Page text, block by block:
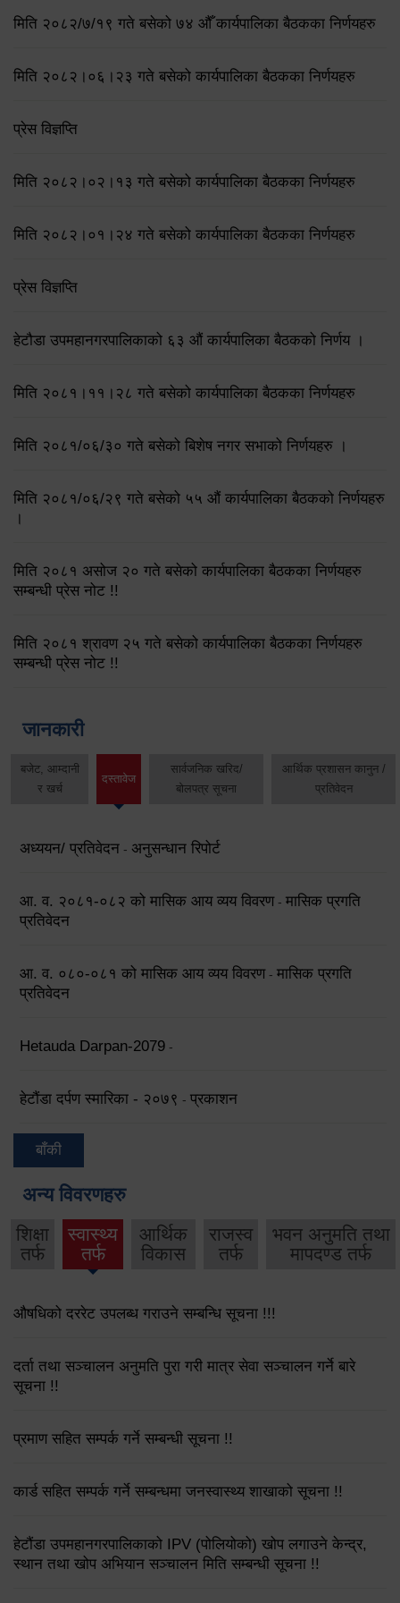
मिति २०८२/७/१९ गते बसेको ७४ औँ कार्यपालिका बैठकका निर्णयहरु
मिति २०८२।०६।२३ गते बसेको कार्यपालिका बैठकका निर्णयहरु
प्रेस विज्ञप्ति
मिति २०८२।०२।१३ गते बसेको कार्यपालिका बैठकका निर्णयहरु
मिति २०८२।०१।२४ गते बसेको कार्यपालिका बैठकका निर्णयहरु
प्रेस विज्ञप्ति
हेटौडा उपमहानगरपालिकाको ६३ औं कार्यपालिका बैठकको निर्णय ।
मिति २०८१।११।२८ गते बसेको कार्यपालिका बैठकका निर्णयहरु
मिति २०८१/०६/३० गते बसेको बिशेष नगर सभाको निर्णयहरु ।
मिति २०८१/०६/२९ गते बसेको ५५ औं कार्यपालिका बैठकको निर्णयहरु
।
मिति २०८१ असोज २० गते बसेको कार्यपालिका बैठकका निर्णयहरु
सम्बन्धी प्रेस नोट !!
मिति २०८१ श्रावण २५ गते बसेको कार्यपालिका बैठकका निर्णयहरु
सम्बन्धी प्रेस नोट !!
जानकारी
बजेट, आम्दानी
र खर्च
दस्तावेज
सार्वजनिक खरिद/
बोलपत्र सूचना
आर्थिक प्रशासन कानुन /
प्रतिवेदन
अध्ययन/ प्रतिवेदन - अनुसन्धान रिपोर्ट
आ. व. २०८१-०८२ को मासिक आय व्यय विवरण - मासिक प्रगति
प्रतिवेदन
आ. व. ०८०-०८१ को मासिक आय व्यय विवरण - मासिक प्रगति
प्रतिवेदन
Hetauda Darpan-2079 -
हेटौंडा दर्पण स्मारिका - २०७९ - प्रकाशन
बाँकी
अन्य विवरणहरु
शिक्षा
तर्फ
स्वास्थ्य
तर्फ
आर्थिक
विकास
राजस्व
तर्फ
भवन अनुमति तथा
मापदण्ड तर्फ
औषधिको दररेट उपलब्ध गराउने सम्बन्धि सूचना !!!
दर्ता तथा सञ्चालन अनुमति पुरा गरी मात्र सेवा सञ्चालन गर्ने बारे
सूचना !!
प्रमाण सहित सम्पर्क गर्ने सम्बन्धी सूचना !!
कार्ड सहित सम्पर्क गर्ने सम्बन्धमा जनस्वास्थ्य शाखाको सूचना !!
हेटौंडा उपमहानगरपालिकाको IPV (पोलियोको) खोप लगाउने केन्द्र,
स्थान तथा खोप अभियान सञ्चालन मिति सम्बन्धी सूचना !!